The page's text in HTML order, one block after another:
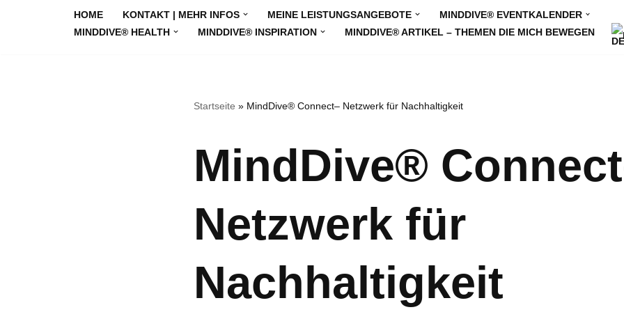
HOME KONTAKT | MEHR INFOS MEINE LEISTUNGSANGEBOTE
MINDDIVE® EVENTKALENDER
MINDDIVE® HEALTH
MINDDIVE® INSPIRATION MINDDIVE® ARTIKEL – THEMEN DIE MICH BEWEGEN
Startseite » MindDive® Connect– Netzwerk für Nachhaltigkeit
MindDive®
Netzwerk für
Nachhaltigkeit